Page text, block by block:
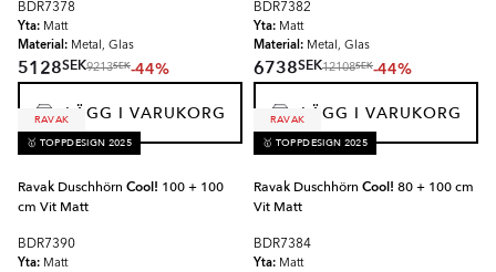
BDR7378
Yta: Matt
Material: Metal, Glas
5128SEK9213SEK-44%
LÄGG I VARUKORG
BDR7382
Yta: Matt
Material: Metal, Glas
6738SEK12108SEK-44%
LÄGG I VARUKORG
RAVAK
🥇 TOPPDESIGN 2025
Ravak Duschhörn Cool! 100 + 100
cm Vit Matt
BDR7390
Yta: Matt
RAVAK
🥇 TOPPDESIGN 2025
Ravak Duschhörn Cool! 80 + 100 cm
Vit Matt
BDR7384
Yta: Matt